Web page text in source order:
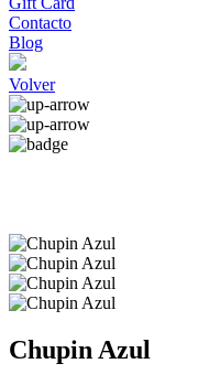
Contacto
Blog
Volver
Chupin Azul